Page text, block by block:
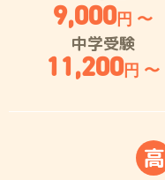
9,000円 〜
中学受験
11,200円 〜
高